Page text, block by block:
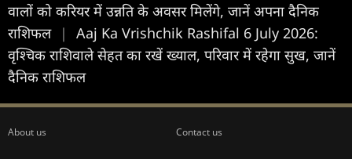
वालों को करियर में उन्नति के अवसर मिलेंगे, जानें अपना दैनिक
राशिफल |
Aaj Ka Vrishchik Rashifal 6 July 2026:
वृश्चिक राशिवाले सेहत का रखें ख्याल, परिवार में रहेगा सुख, जानें
दैनिक राशिफल
About us Contact us